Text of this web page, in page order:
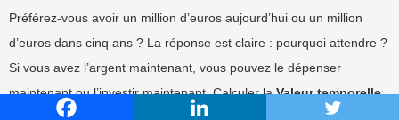
Préférez-vous avoir un million d’euros aujourd’hui ou un million
d’euros dans cinq ans ? La réponse est claire : pourquoi attendre ?
Si vous avez l’argent maintenant, vous pouvez le dépenser
maintenant ou l’investir maintenant. Calculer laValeur temporelle